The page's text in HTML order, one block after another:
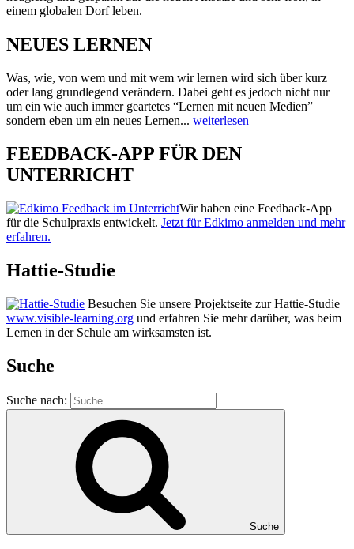
einem globalen Dorf leben.
NEUES LERNEN
Was, wie, von wem und mit wem wir lernen wird sich über kurz
oder lang grundlegend verändern. Dabei geht es jedoch nicht nur
um ein wie auch immer geartetes “Lernen mit neuen Medien”
sondern eben um ein neues Lernen... weiterlesen
FEEDBACK-APP FÜR DEN
UNTERRICHT
Wir haben eine Feedback-App
für die Schulpraxis entwickelt. Jetzt für Edkimo anmelden und mehr
erfahren.
Hattie-Studie
Besuchen Sie unsere Projektseite zur Hattie-Studie
www.visible-learning.org und erfahren Sie mehr darüber, was beim
Lernen in der Schule am wirksamsten ist.
Suche
Suche nach:
Suche